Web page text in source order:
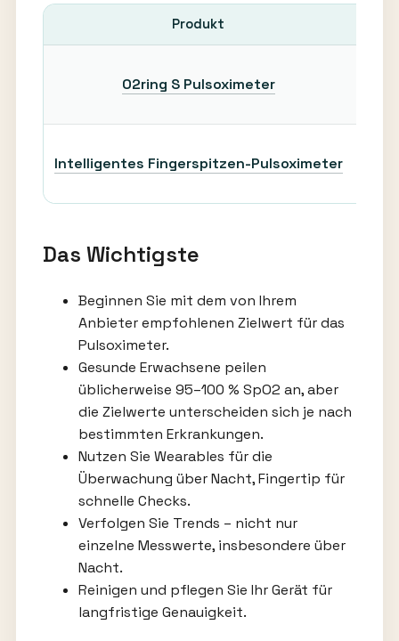
Produkt
O2ring S Pulsoximeter
Intelligentes Fingerspitzen-Pulsoximeter
Das Wichtigste
Beginnen Sie mit dem von Ihrem
Anbieter empfohlenen Zielwert für das
Pulsoximeter.
Gesunde Erwachsene peilen
üblicherweise 95–100 % SpO2 an, aber
die Zielwerte unterscheiden sich je nach
bestimmten Erkrankungen.
Nutzen Sie Wearables für die
Überwachung über Nacht, Fingertip für
schnelle Checks.
Verfolgen Sie Trends – nicht nur
einzelne Messwerte, insbesondere über
Nacht.
Reinigen und pflegen Sie Ihr Gerät für
langfristige Genauigkeit.